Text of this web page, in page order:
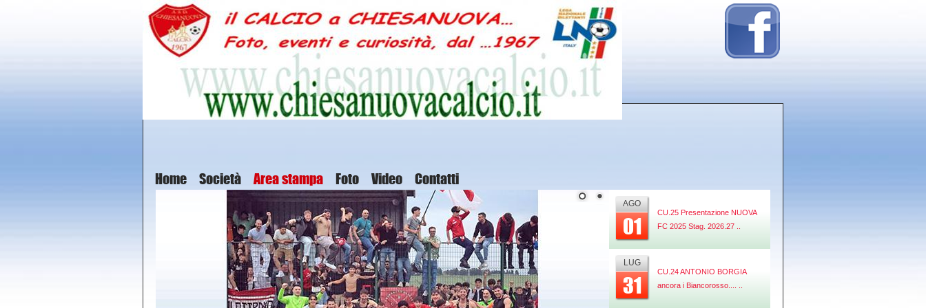
Home Società Area stampa Foto Video Contatti
AGO
01
CU.25 Presentazione NUOVA
FC 2025 Stag. 2026.27 ..
LUG
31
CU.24 ANTONIO BORGIA
ancora i Biancorosso.... ..